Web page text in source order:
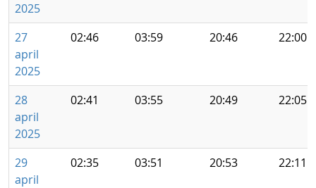
2025
27
april
2025
02:46 03:59 20:46 22:00
28
april
2025
02:41 03:55 20:49 22:05
29
april
02:35 03:51 20:53 22:11